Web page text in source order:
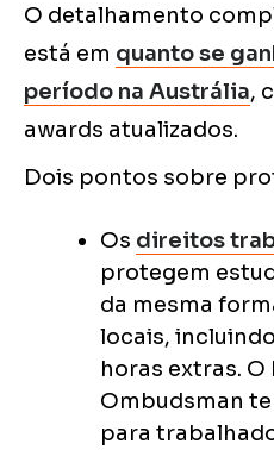
O detalhamento
está em quanto se
período na Austrália,
awards atualizados.
Dois pontos sobre
Os direitos
protegem
da mesma
locais,
horas extras. O
Ombudsman
para